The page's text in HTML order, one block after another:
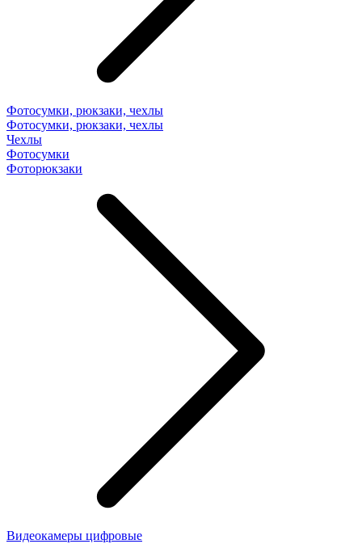
Фотосумки, рюкзаки, чехлы
Фотосумки, рюкзаки, чехлы
Чехлы
Фотосумки
Фоторюкзаки
Видеокамеры цифровые